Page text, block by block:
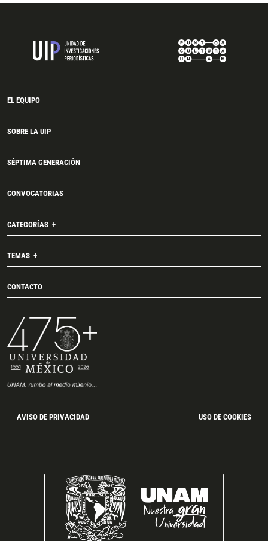
EL EQUIPO
SOBRE LA UIP
SÉPTIMA GENERACIÓN
CONVOCATORIAS
CATEGORÍAS
TEMAS
CONTACTO
AVISO DE PRIVACIDAD USO DE COOKIES